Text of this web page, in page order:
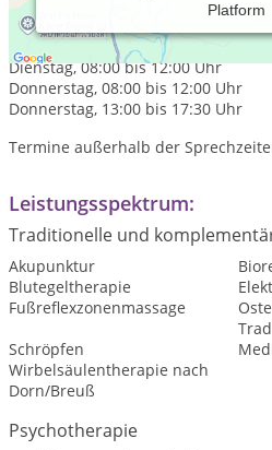
Platform
Praxiszeiten:
Montag, 08:00 bis 12:00 Uhr
Dienstag, 08:00 bis 12:00 Uhr
Donnerstag, 08:00 bis 12:00 Uhr
Donnerstag, 13:00 bis 17:30 Uhr
Termine außerhalb der
Leistungsspektrum:
Traditionelle und
Akupunktur
Blutegeltherapie
Fußreflexzonenmassage
Schröpfen
Wirbelsäulentherapie nach
Dorn/Breuß
Psychotherapie